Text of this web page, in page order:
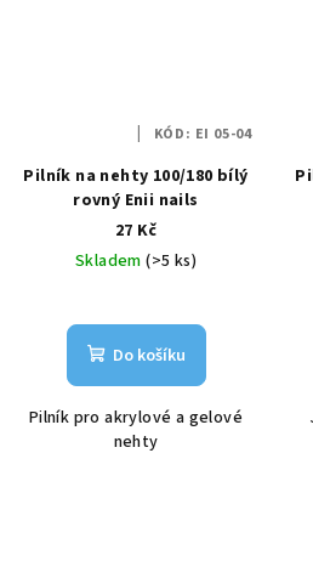
Pilník na nehty 100/180 bílý
rovný Enii nails
27 Kč
Skladem(>5 ks)
Do košíku
Pilník pro akrylové a gelové
nehty
KÓD: EI 05-04